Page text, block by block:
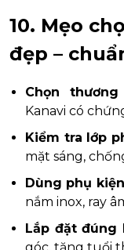
10. Mẹo
đẹp –
Chọn
Kanavi có
Kiểm tra lớp
mặt sáng,
Dùng phụ
nắm inox, ray
Lắp đặt đúng
góc, tăng tuổi